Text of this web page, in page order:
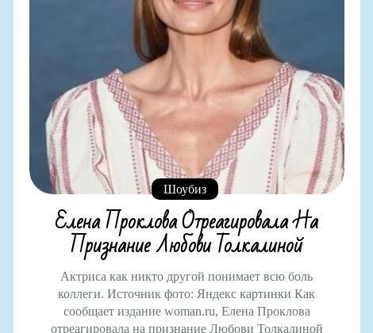
Шоубиз
Елена Проклова Отреагировала На
Признание Любови Толкалиной
Актриса как никто другой понимает всю боль
коллеги. Источник фото: Яндекс картинки Как
сообщает издание woman.ru, Елена Проклова
отреагировала на признание Любови Толкалиной